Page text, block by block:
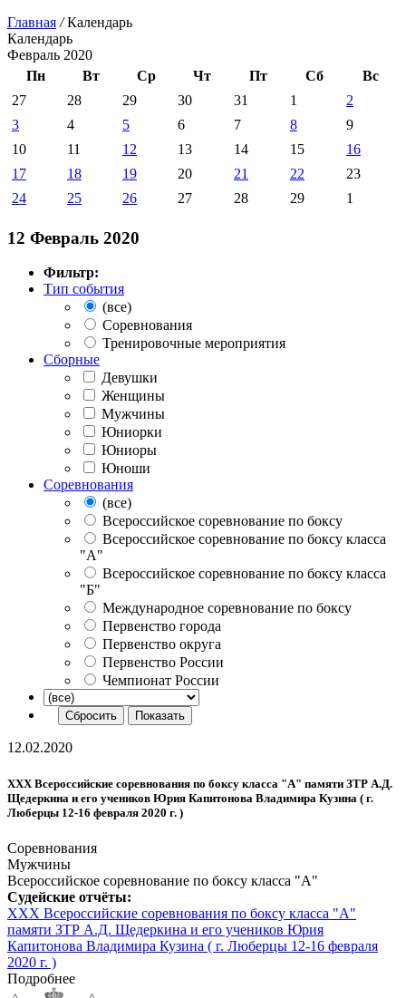
Главная /Календарь
Календарь
Февраль 2020
Пн
Вт Ср Чт Пт Сб
Вс
27
28 29 30 31 1
2
3
4 5 6 7 8
9
10
11 12 13 14 15
16
17
18 19 20 21 22
23
24
25 26 27 28 29 1
12 Февраль 2020
Фильтр:
Тип события
(все)
Соревнования
Тренировочные мероприятия
Сборные
Девушки
Женщины
Мужчины
Юниорки
Юниоры
Юноши
Соревнования
(все)
Всероссийское соревнование по боксу
Всероссийское соревнование по боксу класса
"А"
Всероссийское соревнование по боксу класса
"Б"
Международное соревнование по боксу
Первенство города
Первенство округа
Первенство России
Чемпионат России
12.02.2020
XXX Всероссийские соревнования по боксу класса "А" памяти ЗТР А.Д.
Щедеркина и его учеников Юрия Капитонова Владимира Кузина ( г.
Люберцы 12-16 февраля 2020 г. )
Соревнования
Мужчины
Всероссийское соревнование по боксу класса "А"
Судейские отчёты:
XXX Всероссийские соревнования по боксу класса "А"
памяти ЗТР А.Д. Щедеркина и его учеников Юрия
Капитонова Владимира Кузина ( г. Люберцы 12-16 февраля
2020 г. )
Подробнее